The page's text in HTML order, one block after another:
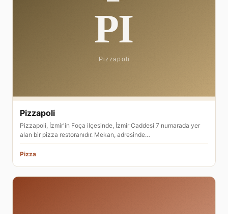
Pizzapoli
Pizzapoli, İzmir'in Foça ilçesinde, İzmir Caddesi 7 numarada yer
alan bir pizza restoranıdır. Mekan, adresinde…
Pizza